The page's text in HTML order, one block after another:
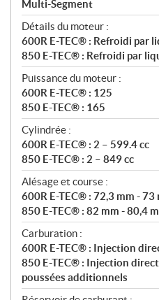
i
o
n
s
Multi-Segment
Détails du moteur :
600R E-TEC® : Refroidi par
850 E-TEC® : Refroidi par
Puissance du moteur :
600R E-TEC® : 125
850 E-TEC® : 165
Cylindrée :
600R E-TEC® : 2 – 599.4 cc
850 E-TEC® : 2 – 849 cc
Alésage et course :
600R E-TEC® : 72,3 mm - 73
850 E-TEC® : 82 mm - 80,4
Carburation :
600R E-TEC® : Injection
850 E-TEC® : Injection
poussées additionnels